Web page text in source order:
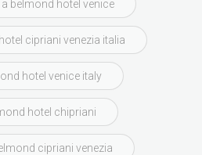
belmond hotel venice
cipriani venezia italia
hotel venice italy
hotel chipriani
cipriani venezia